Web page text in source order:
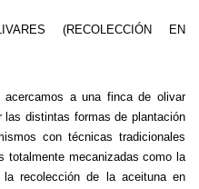
(RECOLECCIÓN EN
acercamos a una finca de olivar
las distintas formas de plantación
con técnicas tradicionales
totalmente mecanizadas como la
la recolección de la aceituna en